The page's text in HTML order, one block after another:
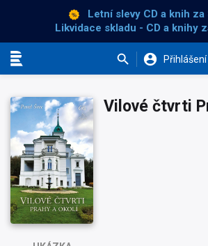
Letní slevy CD a knih za
Likvidace skladu - CD a knihy
Přihlášení
Vilové čtvrti